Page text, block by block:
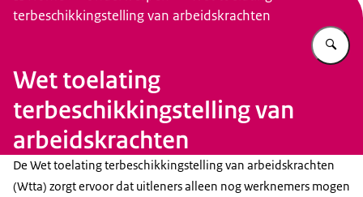
terbeschikkingstelling van arbeidskrachten
Wet toelating
terbeschikkingstelling van
arbeidskrachten
De Wet toelating terbeschikkingstelling van arbeidskrachten
(Wtta) zorgt ervoor dat uitleners alleen nog werknemers mogen